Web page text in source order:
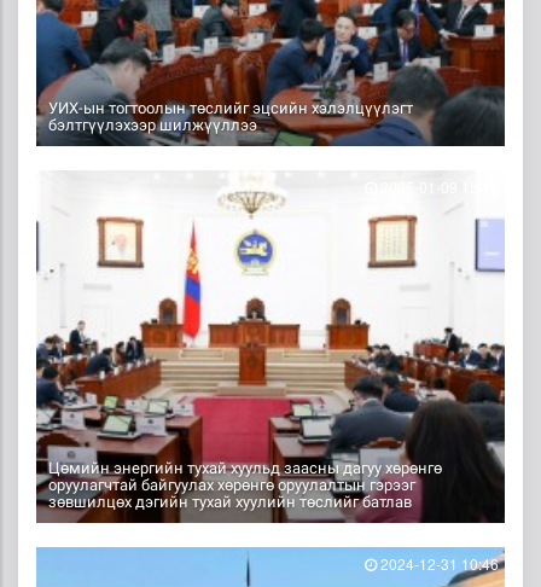
УИХ-ын тогтоолын төслийг эцсийн хэлэлцүүлэгт
бэлтгүүлэхээр шилжүүллээ
Цөмийн энергийн тухай хуульд заасны дагуу хөрөнгө
оруулагчтай байгуулах хөрөнгө оруулалтын гэрээг
зөвшилцөх дэгийн тухай хуулийн төслийг батлав
2024-12-31 10:46